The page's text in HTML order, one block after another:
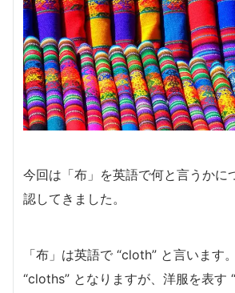
今回は「布」を英語で何と言うかに
認してきました。
「布」は英語で “cloth” と言います
“cloths” となりますが、洋服を表す